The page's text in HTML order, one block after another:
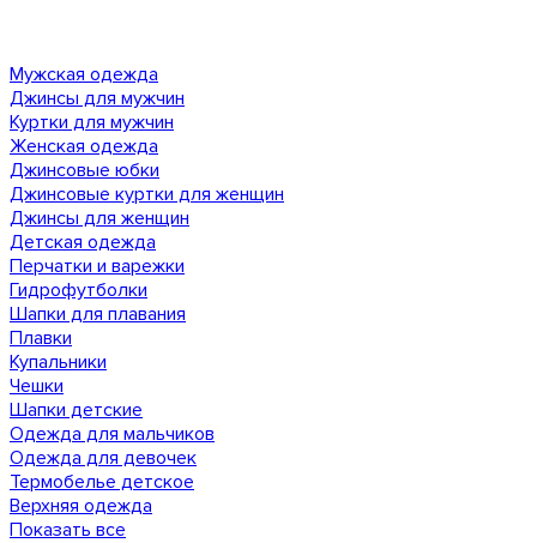
Мужская одежда
Джинсы для мужчин
Куртки для мужчин
Женская одежда
Джинсовые юбки
Джинсовые куртки для женщин
Джинсы для женщин
Детская одежда
Перчатки и варежки
Гидрофутболки
Шапки для плавания
Плавки
Купальники
Чешки
Шапки детские
Одежда для мальчиков
Одежда для девочек
Термобелье детское
Верхняя одежда
Показать все